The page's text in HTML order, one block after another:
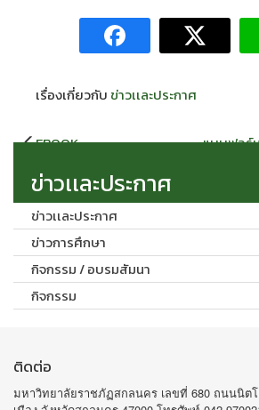
เรื่องเกี่ยวกับ ข่าวเเละประกาศ
แนะแนว
EBOOK
แบบฟอร์
ข่าวเเละประกาศ
ข่าวเเละประกาศ
ข่าวการศึกษา
กิจกรรม / อบรมสัมนา
กิจกรรม
ติดต่อ
มหาวิทยาลัยราชภัฏสกลนคร เลขที่ 680 ถนนนิตโ